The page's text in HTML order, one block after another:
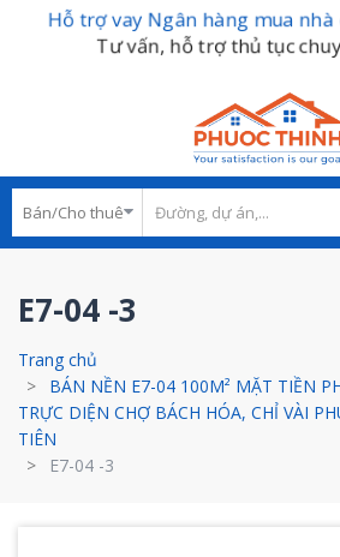
Hỗ trợ vay Ngân hàng mua
Tư vấn, hỗ trợ thủ tục
E7-04 -3
Trang chủ
BÁN NỀN E7-04 100M² MẶT TIỀN
TRỰC DIỆN CHỢ BÁCH HÓA, CHỈ VÀI
TIÊN
E7-04 -3